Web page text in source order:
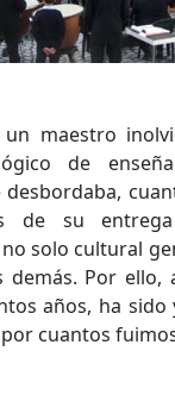
un maestro
de
de su
solo cultural
demás. Por ello,
años, ha sido
cuantos